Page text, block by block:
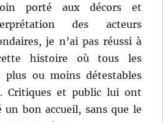
porté aux décors et
des acteurs
je n’ai pas réussi à
histoire où tous les
plus ou moins détestables
Critiques et public lui ont
un bon accueil, sans que le